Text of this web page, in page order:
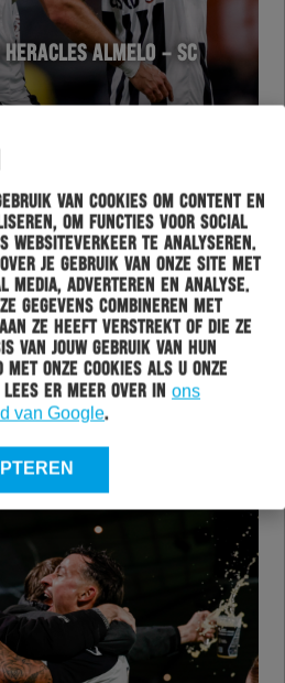
van cookies om content en
om functies voor social
websiteverkeer te analyseren.
je gebruik van onze site met
media, adverteren en analyse.
gegevens combineren met
ze heeft verstrekt of die ze
van jouw gebruik van hun
onze cookies als u onze
er meer over in ons
van Google.
HERACLES ALMELO – SC
“GENOTEN VAN HET